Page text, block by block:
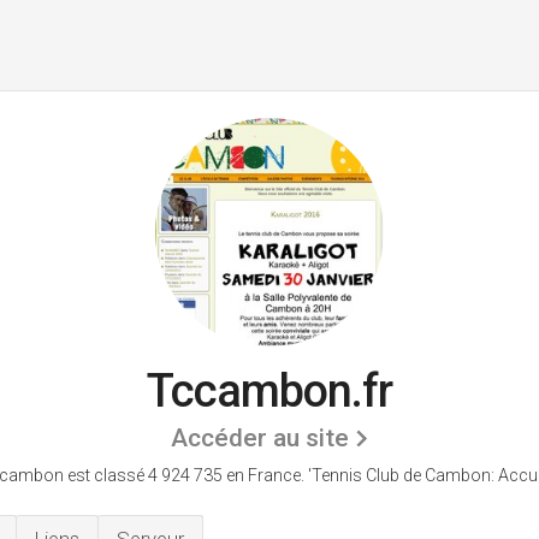
Tccambon.fr
Accéder au site
est classé 4 924 735 en France. 'Tennis Club de Cambon: